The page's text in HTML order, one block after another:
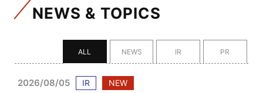
NEWS & TOPICS
ALL NEWS IR PR
2026/08/05 IR NEW